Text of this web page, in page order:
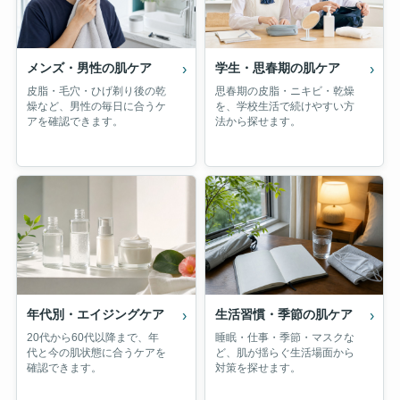
メンズ・男性の肌ケア
皮脂・毛穴・ひげ剃り後の乾
燥など、男性の毎日に合うケ
アを確認できます。
› 学生・思春期の肌ケア
思春期の皮脂・ニキビ・乾燥
を、学校生活で続けやすい方
法から探せます。
›
年代別・エイジングケア
20代から60代以降まで、年
代と今の肌状態に合うケアを
確認できます。
› 生活習慣・季節の肌ケア
睡眠・仕事・季節・マスクな
ど、肌が揺らぐ生活場面から
対策を探せます。
›